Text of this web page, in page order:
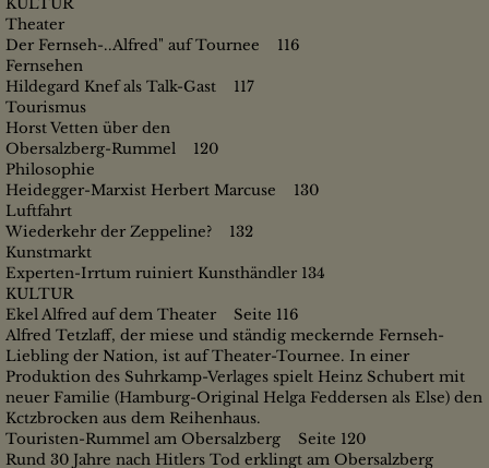
KULTUR
Theater
Der Fernseh-..Alfred" auf Tournee 116
Fernsehen
Hildegard Knef als Talk-Gast 117
Tourismus
Horst Vetten über den
Obersalzberg-Rummel 120
Philosophie
Heidegger-Marxist Herbert Marcuse 130
Luftfahrt
Wiederkehr der Zeppeline? 132
Kunstmarkt
Experten-Irrtum ruiniert Kunsthändler 134
KULTUR
Ekel Alfred auf dem Theater Seite 116
Alfred Tetzlaff, der miese und ständig meckernde Fernseh-
Liebling der Nation, ist auf Theater-Tournee. In einer
Produktion des Suhrkamp-Verlages spielt Heinz Schubert mit
neuer Familie (Hamburg-Original Helga Feddersen als Else) den
Kctzbrocken aus dem Reihenhaus.
Touristen-Rummel am Obersalzberg Seite 120
Rund 30 Jahre nach Hitlers Tod erklingt am Obersalzberg